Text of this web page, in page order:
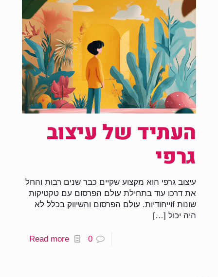
העתיד של עיצוב
גרפי
עיצוב גרפי הוא מקצוע שקיים כבר שנים רבות והחל
את דרכו עוד בתחילת עולם הפרסום עם טקטיקות
שונות fוייחודיות. עולם הפרסום והשיווק בכלל לא
היה יכול […]
0
Read more